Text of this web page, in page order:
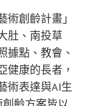
術創齡計畫」
肚、南投草
據點、教會、
健康的長者，
術表達與AI生